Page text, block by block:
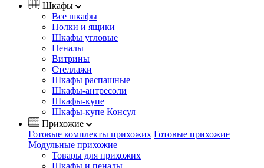
Шкафы
Все шкафы
Полки и ящики
Шкафы угловые
Пеналы
Витрины
Стеллажи
Шкафы распашные
Шкафы-антресоли
Шкафы-купе
Шкафы-купе Консул
Прихожие
Готовые комплекты прихожих Готовые прихожие
Модульные прихожие
Товары для прихожих
Шкафы и пеналы